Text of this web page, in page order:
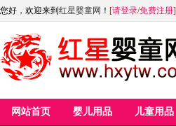
您好，欢迎来到 红星婴童网 ！ [请登录/免费注册]
网站首页 婴儿用品 儿童用品